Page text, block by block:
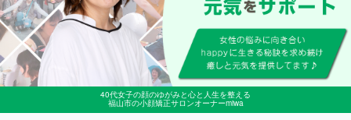
40代女子の顔のゆがみと心と人生を整える
福山市の小顔矯正サロンオーナーmiwa